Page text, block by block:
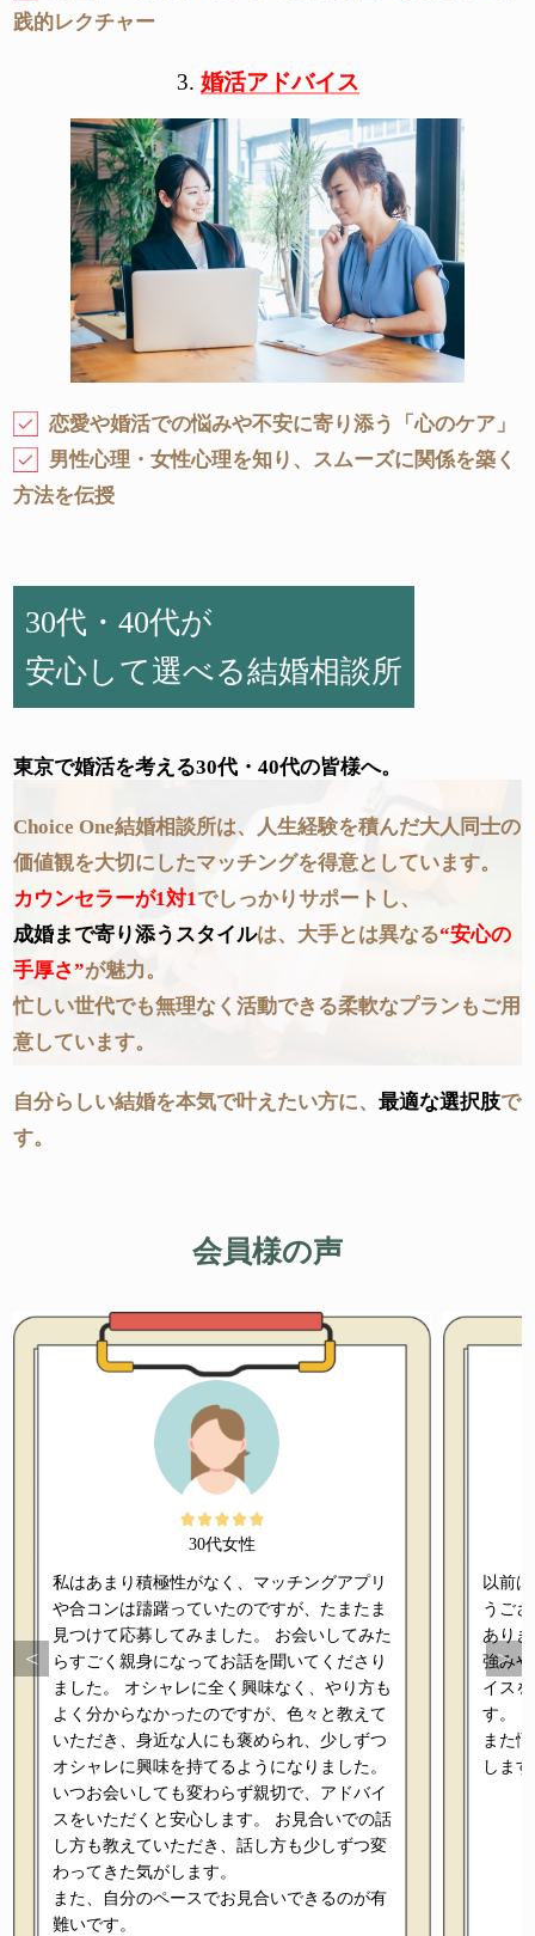
践的レクチャー
3. 婚活アドバイス
恋愛や婚活での悩みや不安に寄り添う「心のケア」
男性心理・女性心理を知り、スムーズに関係を築く
方法を伝授
30代・40代が
安心して選べる結婚相談所
東京で婚活を考える30代・40代の皆様へ。
Choice One結婚相談所は、人生経験を積んだ大人同士の
価値観を大切にしたマッチングを得意としています。
カウンセラーが1対1でしっかりサポートし、
成婚まで寄り添うスタイルは、大手とは異なる“安心の
手厚さ”が魅力。
忙しい世代でも無理なく活動できる柔軟なプランもご用
意しています。
自分らしい結婚を本気で叶えたい方に、最適な選択肢で
す。
会員様の声
30代女性
私はあまり積極性がなく、マッチングアプリ
や合コンは躊躇っていたのですが、たまたま
見つけて応募してみました。 お会いしてみた
らすごく親身になってお話を聞いてくださり
ました。 オシャレに全く興味なく、やり方も
よく分からなかったのですが、色々と教えて
いただき、身近な人にも褒められ、少しずつ
オシャレに興味を持てるようになりました。
いつお会いしても変わらず親切で、アドバイ
スをいただくと安心します。 お見合いでの話
し方も教えていただき、話し方も少しずつ変
わってきた気がします。
また、自分のペースでお見合いできるのが有
難いです。
以前
うご
あり
強み
イス
す。
また
しま
< >